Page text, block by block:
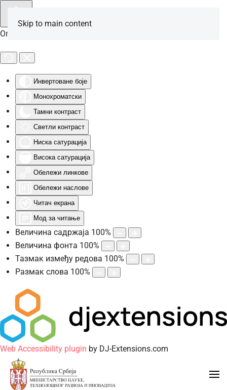
Опције за особе са инвалидитетом
Инвертоване боје
Монохроматски
Тамни контраст
Светли контраст
Ниска сатурација
Висока сатурација
Обележи линкове
Обележи наслове
Читач екрана
Мод за читање
Величина садржаја 100%
Величина фонта 100%
Тазмак између редова 100%
Размак слова 100%
Web Accessibility plugin by DJ-Extensions.com
Skip to main content